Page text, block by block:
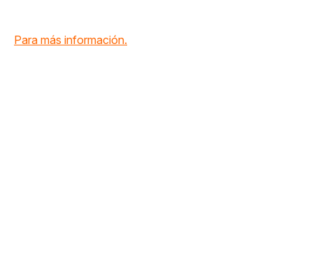
Para más información.